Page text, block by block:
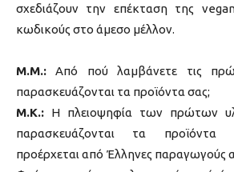
σχεδιάζουν την επέκταση της
κωδικούς στο άμεσο μέλλον.
M.M.: Από πού λαμβάνετε τις
παρασκευάζονται τα προϊόντα σας;
Μ.Κ.: Η πλειοψηφία των πρώτων
παρασκευάζονται τα προϊόντα
προέρχεται από Έλληνες παραγωγούς